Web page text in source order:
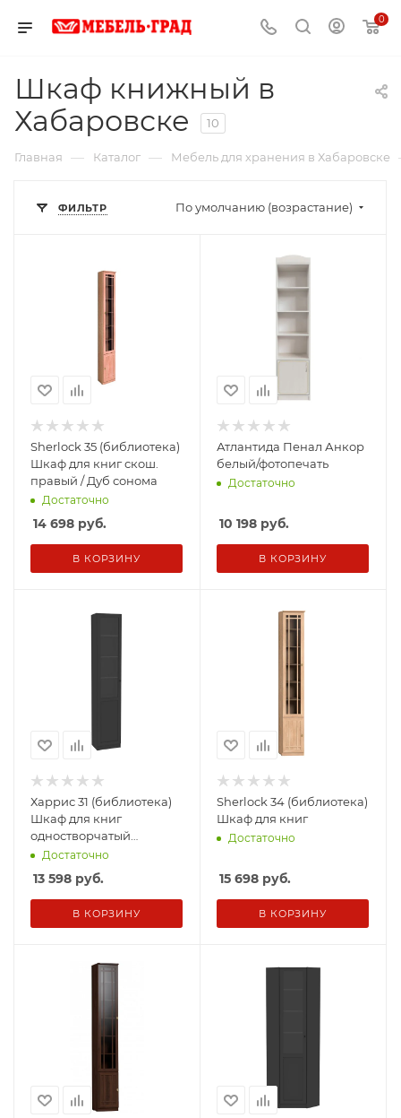
0
Шкаф книжный в
Хабаровске
10
Главная — Каталог — Мебель для хранения в Хабаровске
ФИЛЬТР По умолчанию (возрастание)
Sherlock 35 (библиотека)
Шкаф для книг скош.
правый / Дуб сонома
Достаточно
14 698 руб.
В КОРЗИНУ
Атлантида Пенал Анкор
белый/фотопечать
Достаточно
10 198 руб.
В КОРЗИНУ
Харрис 31 (библиотека)
Шкаф для книг
одностворчатый
(Антрацит)
Достаточно
13 598 руб.
В КОРЗИНУ
Sherlock 34 (библиотека)
Шкаф для книг
Достаточно
15 698 руб.
В КОРЗИНУ